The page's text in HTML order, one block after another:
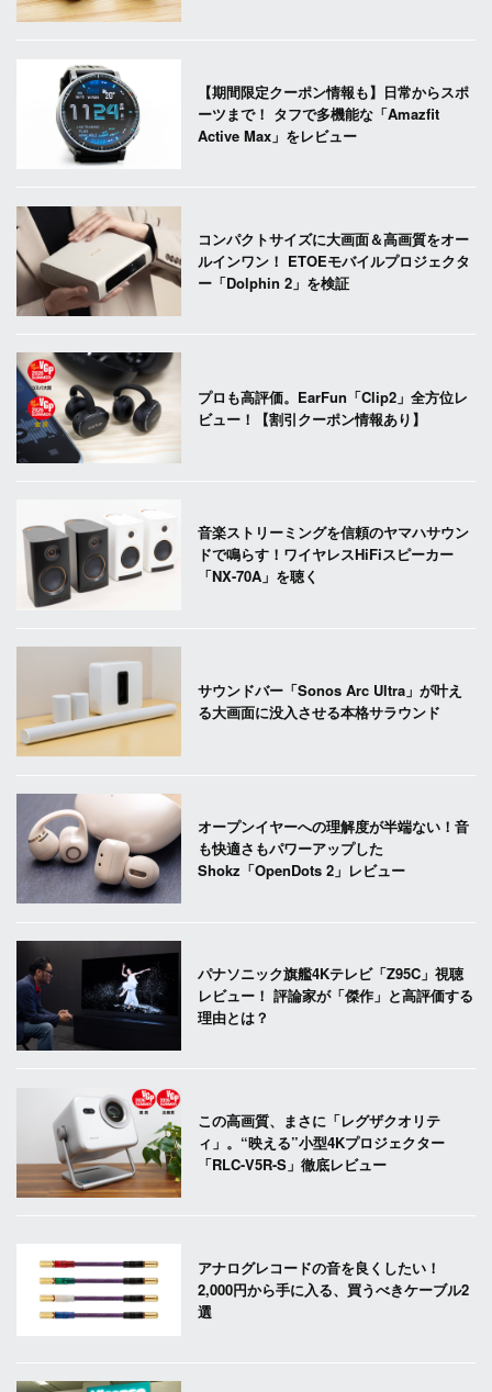
【期間限定クーポン情報も】日常からスポ
ーツまで！ タフで多機能な「Amazfit
Active Max」をレビュー
コンパクトサイズに大画面＆高画質をオー
ルインワン！ ETOEモバイルプロジェクタ
ー「Dolphin 2」を検証
プロも高評価。EarFun「Clip2」全方位レ
ビュー！【割引クーポン情報あり】
音楽ストリーミングを信頼のヤマハサウン
ドで鳴らす！ワイヤレスHiFiスピーカー
「NX-70A」を聴く
サウンドバー「Sonos Arc Ultra」が叶え
る大画面に没入させる本格サラウンド
オープンイヤーへの理解度が半端ない！音
も快適さもパワーアップした
Shokz「OpenDots 2」レビュー
パナソニック旗艦4Kテレビ「Z95C」視聴
レビュー！ 評論家が「傑作」と高評価する
理由とは？
この高画質、まさに「レグザクオリテ
ィ」。“映える”小型4Kプロジェクター
「RLC-V5R-S」徹底レビュー
アナログレコードの音を良くしたい！
2,000円から手に入る、買うべきケーブル2
選